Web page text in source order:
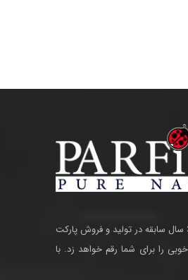
پارفیکا با بیش از 30 سال سابقه در تولید و فروش پارکت
را برای شما رقم خواهد زد. با